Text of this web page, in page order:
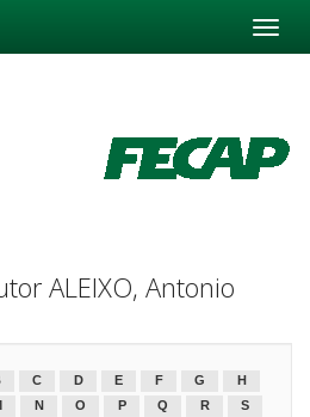
ALEIXO, Antonio
C D E F G
H
N O P Q R
S